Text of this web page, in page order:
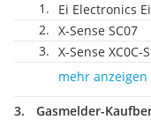
Ei Electronics
X-Sense SC07
X-Sense ‎XC0C-
mehr anzeigen
Gasmelder-